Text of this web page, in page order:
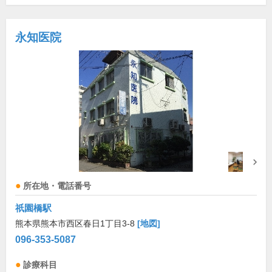
永知医院
所在地・電話番号
祇園橋駅
熊本県熊本市西区春日1丁目3-8 [地図]
096-353-5087
診療科目